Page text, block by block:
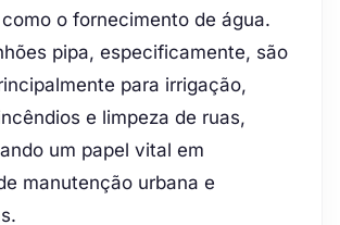
o fornecimento de água.
pipa, especificamente, são
para irrigação,
e limpeza de ruas,
um papel vital em
manutenção urbana e